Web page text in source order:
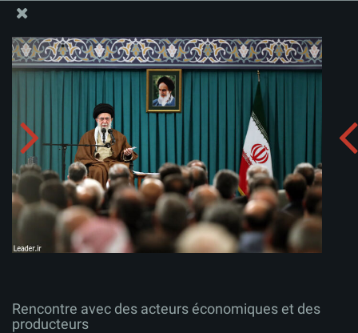
Site Officiel du Bureau du Guide Suprême - Ayatollah Khamenei
Rencontre avec des acteurs économiques et des
producteurs
Télécharger l'album:
Rencontre avec des acteurs économiques et des
producteurs